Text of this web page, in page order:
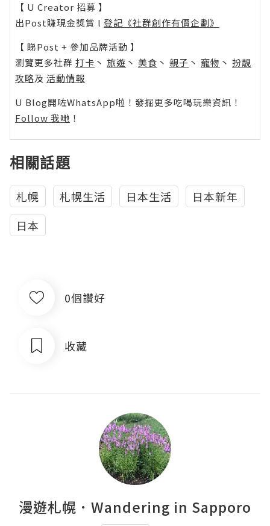
【 U Creator 招募 】
出Post賺現金獎賞 l 登記《社群創作有價企劃》
【 睇Post + 參加品牌活動 】
瀏覽更多社群 打卡 丶 旅遊 丶 美食 丶 親子 丶 寵物 丶 扮靚
攻略及 活動情報
U Blog開咗WhatsApp啦！發掘更多吃喝玩樂資訊！
Follow 我哋 ！
相關話題
札幌 札幌生活 日本生活
日本新年
日本
0個讚好
收藏
漫遊札幌．Wandering in Sapporo